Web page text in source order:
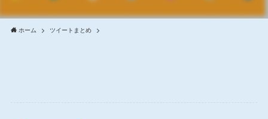
ホーム ツイートまとめ